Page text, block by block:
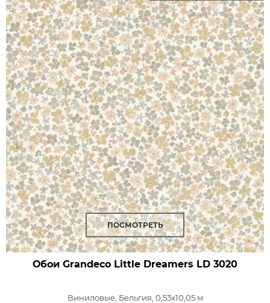
ПОСМОТРЕТЬ
Обои Grandeco Little Dreamers LD 3020
Виниловые, Бельгия, 0,53x10,05 м